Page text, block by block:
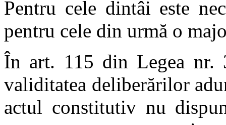
Pentru cele dintâi este
pentru cele din urmă o
În art. 115 din Legea nr.
validitatea deliberărilor
actul constitutiv nu